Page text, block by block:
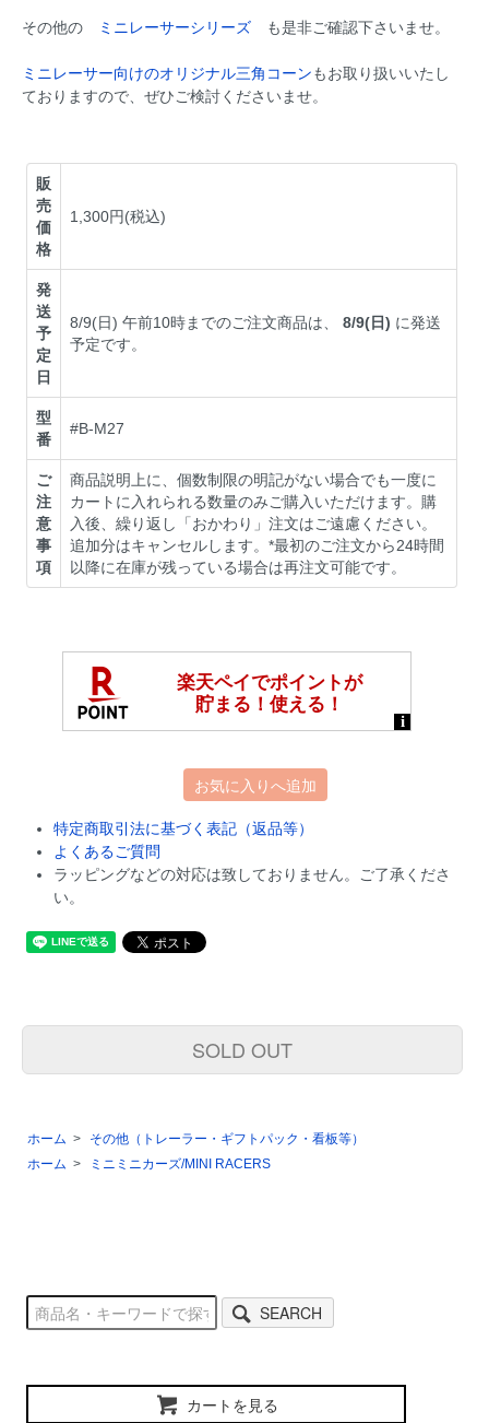
その他の ミニレーサーシリーズ も是非ご確認下さいませ。
ミニレーサー向けのオリジナル三角コーンもお取り扱いいたし
ておりますので、ぜひご検討くださいませ。
販
売
価
格
1,300円(税込)
発
送
予
定
日
8/9(日) 午前10時までのご注文商品は、8/9(日) に発送
予定です。
型
番
#B-M27
ご
注
意
事
項
商品説明上に、個数制限の明記がない場合でも一度に
カートに入れられる数量のみご購入いただけます。購
入後、繰り返し「おかわり」注文はご遠慮ください。
追加分はキャンセルします。*最初のご注文から24時間
以降に在庫が残っている場合は再注文可能です。
お気に入りへ追加
特定商取引法に基づく表記（返品等）
よくあるご質問
ラッピングなどの対応は致しておりません。ご了承くださ
い。
SOLD OUT
ホーム >
その他（トレーラー・ギフトパック・看板等）
ホーム > ミニミニカーズ/MINI RACERS
SEARCH
カートを見る